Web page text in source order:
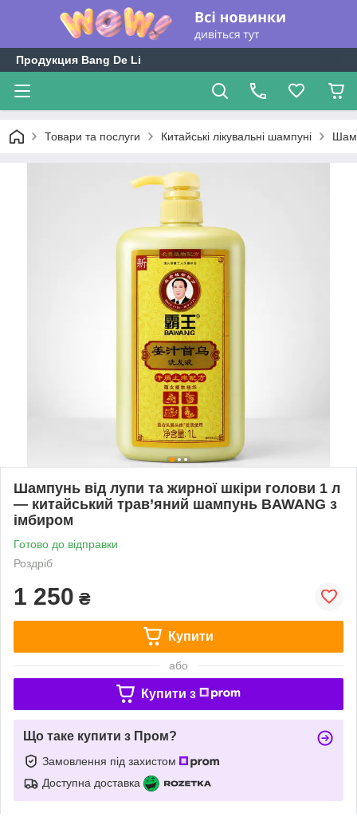
Продукция Bang De Li
Товари та послуги Китайські лікувальні шампуні
Шампунь від лупи та жирної шкіри голови 1 л
— китайський трав’яний шампунь BAWANG з
імбиром
Готово до відправки
Роздріб
1 250 ₴
Купити
або
Купити з
Що таке купити з Пром?
Замовлення під захистом
Доступна доставка